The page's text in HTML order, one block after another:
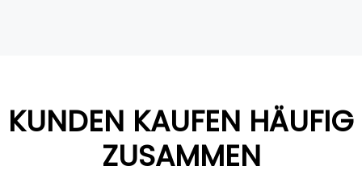
KUNDEN KAUFEN HÄUFIG
ZUSAMMEN